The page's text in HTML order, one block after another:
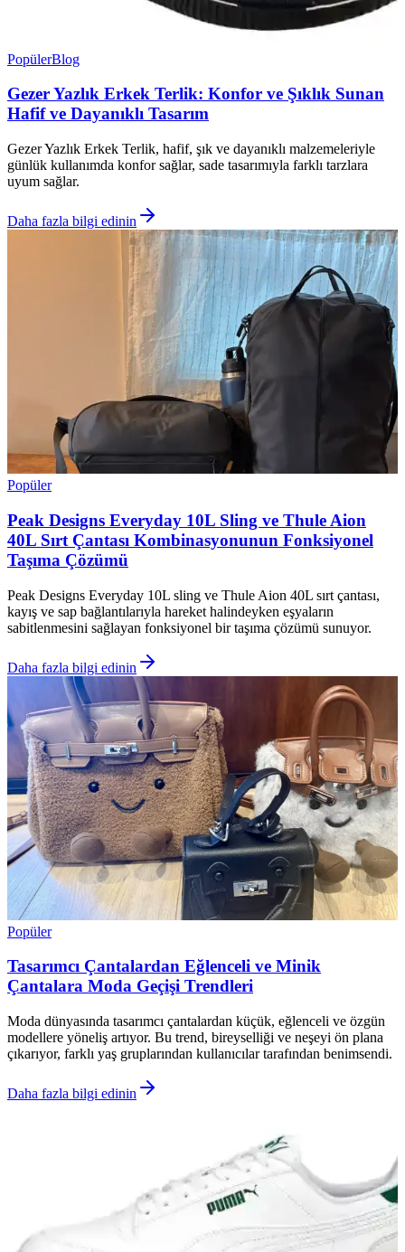
PopülerBlog
Gezer Yazlık Erkek Terlik: Konfor ve Şıklık Sunan
Hafif ve Dayanıklı Tasarım
Gezer Yazlık Erkek Terlik, hafif, şık ve dayanıklı malzemeleriyle
günlük kullanımda konfor sağlar, sade tasarımıyla farklı tarzlara
uyum sağlar.
Daha fazla bilgi edinin
Popüler
Peak Designs Everyday 10L Sling ve Thule Aion
40L Sırt Çantası Kombinasyonunun Fonksiyonel
Taşıma Çözümü
Peak Designs Everyday 10L sling ve Thule Aion 40L sırt çantası,
kayış ve sap bağlantılarıyla hareket halindeyken eşyaların
sabitlenmesini sağlayan fonksiyonel bir taşıma çözümü sunuyor.
Daha fazla bilgi edinin
Popüler
Tasarımcı Çantalardan Eğlenceli ve Minik
Çantalara Moda Geçişi Trendleri
Moda dünyasında tasarımcı çantalardan küçük, eğlenceli ve özgün
modellere yöneliş artıyor. Bu trend, bireyselliği ve neşeyi ön plana
çıkarıyor, farklı yaş gruplarından kullanıcılar tarafından benimsendi.
Daha fazla bilgi edinin